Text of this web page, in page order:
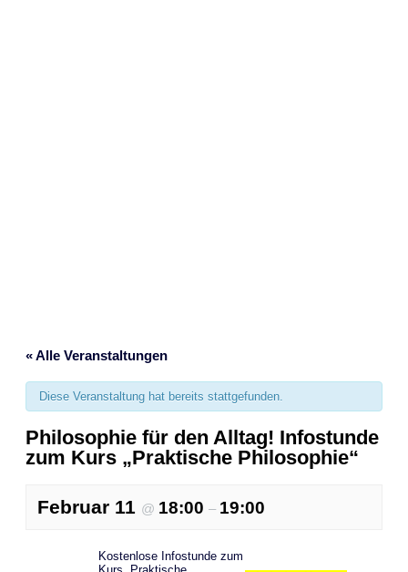
« Alle Veranstaltungen
Diese Veranstaltung hat bereits stattgefunden.
Philosophie für den Alltag! Infostunde
zum Kurs „Praktische Philosophie“
Februar 11 @ 18:00 – 19:00
Kostenlose Infostunde zum